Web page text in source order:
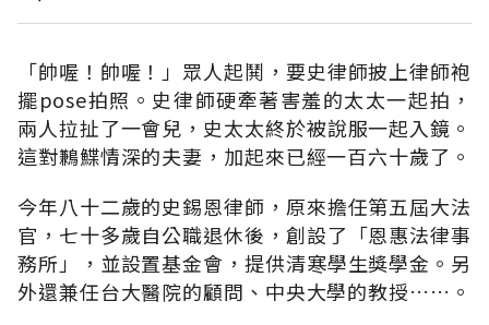
「帥喔！帥喔！」眾人起鬨，要史律師披上律師袍
擺pose拍照。史律師硬牽著害羞的太太一起拍，
兩人拉扯了一會兒，史太太終於被說服一起入鏡。
這對鶼鰈情深的夫妻，加起來已經一百六十歲了。
今年八十二歲的史錫恩律師，原來擔任第五屆大法
官，七十多歲自公職退休後，創設了「恩惠法律事
務所」，並設置基金會，提供清寒學生獎學金。另
外還兼任台大醫院的顧問、中央大學的教授……。